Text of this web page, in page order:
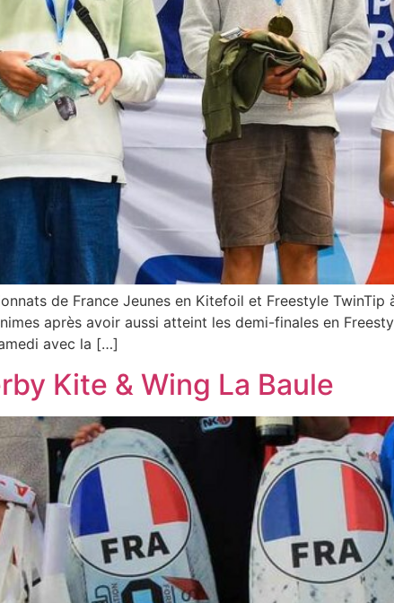
de France Jeunes en Kitefoil et Freestyle
après avoir aussi atteint les demi-finales en
avec la […]
Kite & Wing La Baule